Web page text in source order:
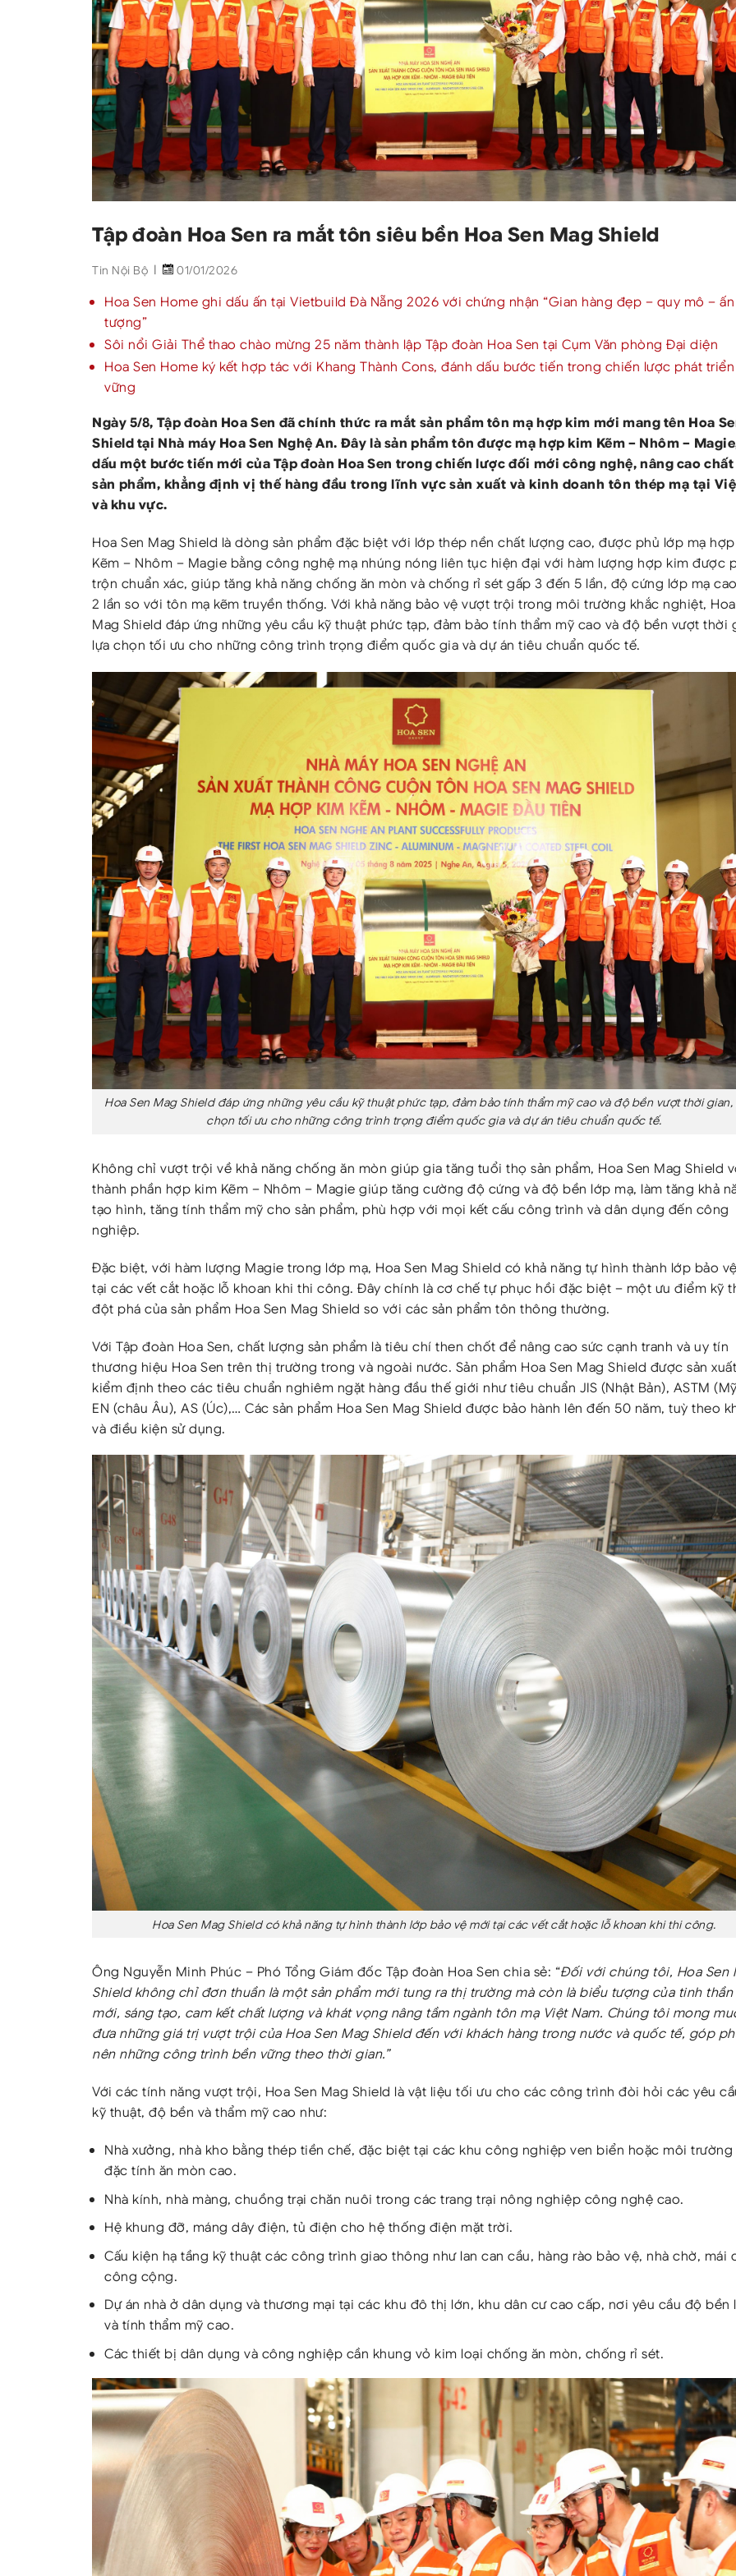
Tập đoàn Hoa Sen ra mắt tôn siêu bền Hoa Sen Mag Shield
Tin Nội Bộ 01/01/2026
Hoa Sen Home ghi dấu ấn tại Vietbuild Đà Nẵng 2026 với chứng nhận “Gian hàng đẹp – quy mô – ấn
tượng”
Sôi nổi Giải Thể thao chào mừng 25 năm thành lập Tập đoàn Hoa Sen tại Cụm Văn phòng Đại diện
Hoa Sen Home ký kết hợp tác với Khang Thành Cons, đánh dấu bước tiến trong chiến lược phát
vững
Ngày 5/8, Tập đoàn Hoa Sen đã chính thức ra mắt sản phẩm tôn mạ hợp kim mới mang tên Hoa
Shield tại Nhà máy Hoa Sen Nghệ An. Đây là sản phẩm tôn được mạ hợp kim Kẽm – Nhôm –
dấu một bước tiến mới của Tập đoàn Hoa Sen trong chiến lược đối mới công nghệ, nâng cao
sản phẩm, khẳng định vị thế hàng đầu trong lĩnh vực sản xuất và kinh doanh tôn thép mạ tại
và khu vực.
Hoa Sen Mag Shield là dòng sản phẩm đặc biệt với lớp thép nền chất lượng cao, được phủ lớp mạ
Kẽm – Nhôm – Magie bằng công nghệ mạ nhúng nóng liên tục hiện đại với hàm lượng hợp kim được
trộn chuẩn xác, giúp tăng khả năng chống ăn mòn và chống rỉ sét gấp 3 đến 5 lần, độ cứng lớp mạ
2 lần so với tôn mạ kẽm truyền thống. Với khả năng bảo vệ vượt trội trong môi trường khắc nghiệt, Hoa
Mag Shield đáp ứng những yêu cầu kỹ thuật phức tạp, đảm bảo tính thẩm mỹ cao và độ bền vượt thời
lựa chọn tối ưu cho những công trình trọng điểm quốc gia và dự án tiêu chuẩn quốc tế.
Hoa Sen Mag Shield đáp ứng những yêu cầu kỹ thuật phức tạp, đảm bảo tính thẩm mỹ cao và độ bền vượt thời gian,
chọn tối ưu cho những công trình trọng điểm quốc gia và dự án tiêu chuẩn quốc tế.
Không chỉ vượt trội về khả năng chống ăn mòn giúp gia tăng tuổi thọ sản phẩm, Hoa Sen Mag Shield
thành phần hợp kim Kẽm – Nhôm – Magie giúp tăng cường độ cứng và độ bền lớp mạ, làm tăng khả
tạo hình, tăng tính thẩm mỹ cho sản phẩm, phù hợp với mọi kết cấu công trình và dân dụng đến công
nghiệp.
Đặc biệt, với hàm lượng Magie trong lớp mạ, Hoa Sen Mag Shield có khả năng tự hình thành lớp bảo
tại các vết cắt hoặc lỗ khoan khi thi công. Đây chính là cơ chế tự phục hồi đặc biệt – một ưu điểm kỹ
đột phá của sản phẩm Hoa Sen Mag Shield so với các sản phẩm tôn thông thường.
Với Tập đoàn Hoa Sen, chất lượng sản phẩm là tiêu chí then chốt để nâng cao sức cạnh tranh và uy tín
thương hiệu Hoa Sen trên thị trường trong và ngoài nước. Sản phẩm Hoa Sen Mag Shield được sản
kiểm định theo các tiêu chuẩn nghiêm ngặt hàng đầu thế giới như tiêu chuẩn JIS (Nhật Bản), ASTM
EN (châu Âu), AS (Úc),… Các sản phẩm Hoa Sen Mag Shield được bảo hành lên đến 50 năm, tuỳ theo
và điều kiện sử dụng.
Hoa Sen Mag Shield có khả năng tự hình thành lớp bảo vệ mới tại các vết cắt hoặc lỗ khoan khi thi công.
Ông Nguyễn Minh Phúc – Phó Tổng Giám đốc Tập đoàn Hoa Sen chia sẻ: “Đối với chúng tôi, Hoa Sen
Shield không chỉ đơn thuần là một sản phẩm mới tung ra thị trường mà còn là biểu tượng của tinh
mới, sáng tạo, cam kết chất lượng và khát vọng nâng tầm ngành tôn mạ Việt Nam. Chúng tôi mong
đưa những giá trị vượt trội của Hoa Sen Mag Shield đến với khách hàng trong nước và quốc tế, góp
nên những công trình bền vững theo thời gian.”
Với các tính năng vượt trội, Hoa Sen Mag Shield là vật liệu tối ưu cho các công trình đòi hỏi các yêu
kỹ thuật, độ bền và thẩm mỹ cao như:
Nhà xưởng, nhà kho bằng thép tiền chế, đặc biệt tại các khu công nghiệp ven biển hoặc môi trường
đặc tính ăn mòn cao.
Nhà kính, nhà màng, chuồng trại chăn nuôi trong các trang trại nông nghiệp công nghệ cao.
Hệ khung đỡ, máng dây điện, tủ điện cho hệ thống điện mặt trời.
Cấu kiện hạ tầng kỹ thuật các công trình giao thông như lan can cầu, hàng rào bảo vệ, nhà chờ, mái
công cộng.
Dự án nhà ở dân dụng và thương mại tại các khu đô thị lớn, khu dân cư cao cấp, nơi yêu cầu độ bền
và tính thẩm mỹ cao.
Các thiết bị dân dụng và công nghiệp cần khung vỏ kim loại chống ăn mòn, chống rỉ sét.